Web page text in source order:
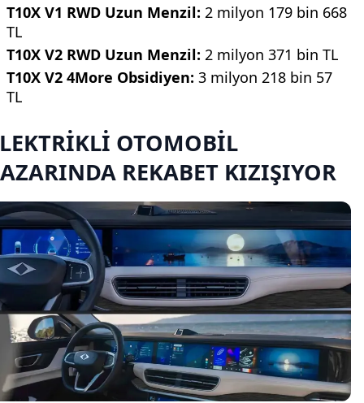
T10X V1 RWD Uzun Menzil: 2 milyon 179 bin 668
TL
T10X V2 RWD Uzun Menzil: 2 milyon 371 bin TL
T10X V2 4More Obsidiyen: 3 milyon 218 bin 57
TL
OTOMOBİL
REKABET KIZIŞIYOR